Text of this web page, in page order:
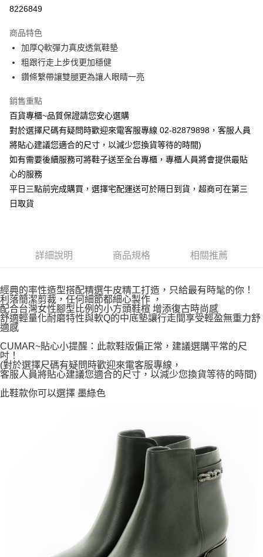
宅配
每筆NT$90，滿NT$1,000(含以上)免運費
8226849
商品特色
加厚Q軟彈力真皮透氣鞋墊
粗跟行走上步伐更加穩健
鑽條繫帶讓雙腿更為讓人眼睛一亮
銷售重點
百貨專櫃~品質保證請您安心選購
對於選擇尺碼有疑問時歡迎來電客服專線 02-82879898，客服人員
將貼心建議您適合的尺寸，以減少您換貨等待的時間)
如有需要後續服務可將鞋子送至全台專櫃，專櫃人員將會提供最貼
心的服務
平日三點前完成購買，選擇宅配運送可於隔日到貨，超商可在第三
日取貨
詳細說明 商品規格 相關推薦
經典的率性造型搭配精選牛皮精工打造，只給最有時髦的你！
利落簡潔剪裁，任何細節都細心製作 ，
配合台灣女性腳型比例的小方頭鞋楦 增添復古時尚感
舒適輕量化耐磨特性與軟Q的中底墊讓行走間享受輕盈無重力舒
適感
CUMAR~貼心小提醒：此款鞋版偏正常，建議選購平常的尺
吋！
(對於選擇尺碼有疑問時歡迎來電客服專線，
客服人員將貼心建議您適合的尺寸，以減少您換貨等待的時間)
此鞋款你可以選擇 墨綠色